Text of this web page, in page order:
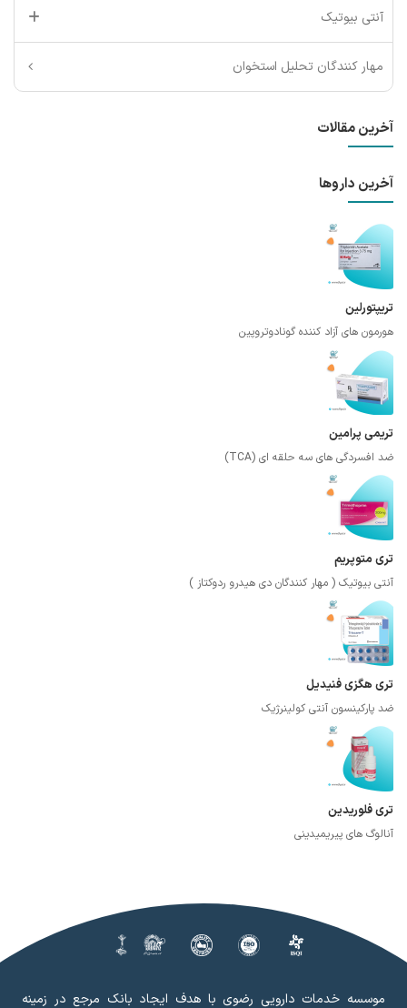
آنتی بیوتیک
مهار کنندگان تحلیل استخوان
آخرین مقالات
آخرین داروها
تریپتورلین
هورمون های آزاد کننده گونادوتروپین
تریمی پرامین
ضد افسردگی های سه حلقه ای (TCA)
تری متوپریم
آنتی بیوتیک ( مهار کنندگان دی هیدرو ردوکتاز )
تری هگزی فنیدیل
ضد پارکینسون آنتی کولینرژیک
تری فلوریدین
آنالوگ های پیریمیدینی
موسسه خدمات دارویی رضوی با هدف ایجاد بانک مرجع در زمینه